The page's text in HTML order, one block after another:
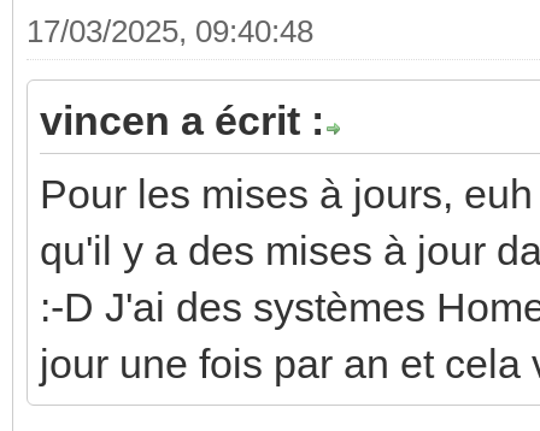
17/03/2025, 09:40:48
vincen a écrit :
Pour les mises à jours,
qu'il y a des mises à jour
:-D J'ai des systèmes
jour une fois par an et